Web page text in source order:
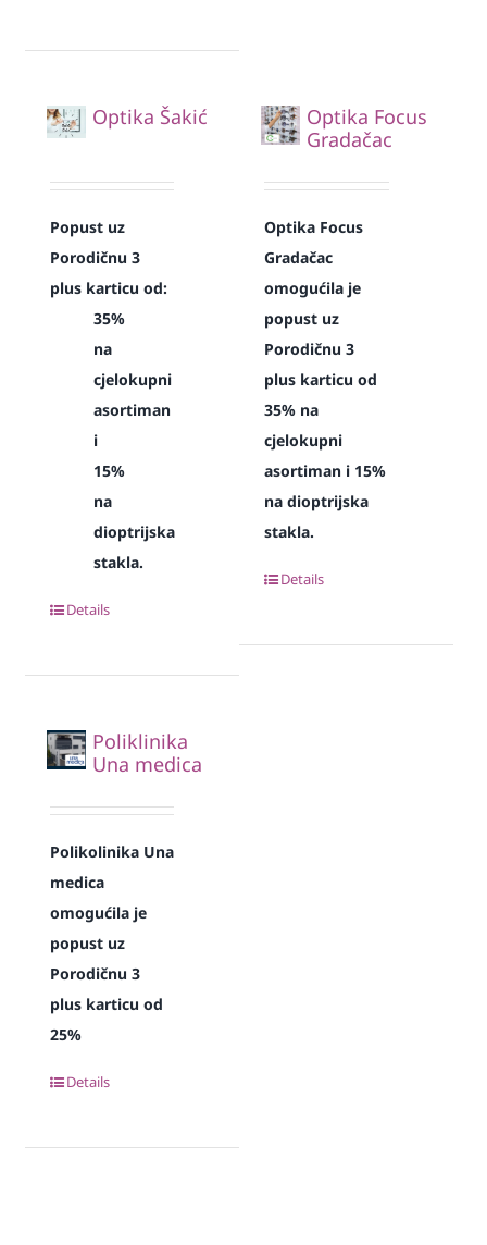
Optika Šakić
Popust uz
Porodičnu 3
plus karticu od:
35%
na
cjelokupni
asortiman
i
15%
na
dioptrijska
stakla.
Details
Optika Focus
Gradačac
Optika Focus
Gradačac
omogućila je
popust uz
Porodičnu 3
plus karticu od
35% na
cjelokupni
asortiman i 15%
na dioptrijska
stakla.
Details
Poliklinika
Una medica
Polikolinika Una
medica
omogućila je
popust uz
Porodičnu 3
plus karticu od
25%
Details